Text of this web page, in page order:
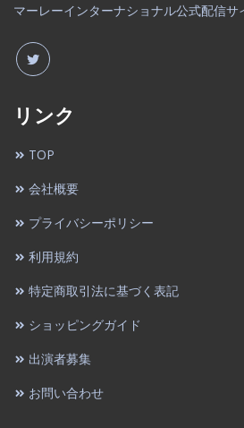
マーレーインターナショナル公式配信
リンク
TOP
会社概要
プライバシーポリシー
利用規約
特定商取引法に基づく表記
ショッピングガイド
出演者募集
お問い合わせ